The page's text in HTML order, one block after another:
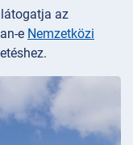
az
e Nemzetközi